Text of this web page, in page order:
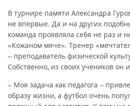
В турнире памяти Александра
не впервые. Да и на других
команда проявляла себя не раз и
«Кожаном мяче». Тренер
– преподаватель физической
Собственно, из своих учеников он
– Моя задача как педагога –
образу жизни, а футбол очень